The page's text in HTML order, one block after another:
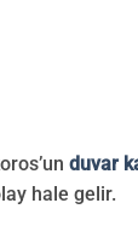
duvar
hale gelir.